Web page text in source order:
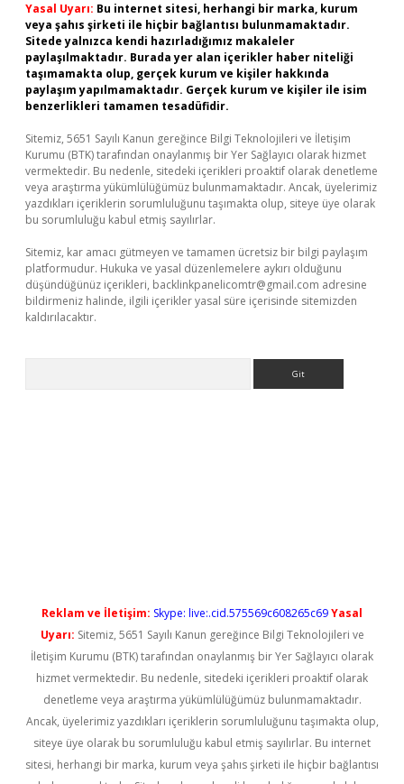
Yasal Uyarı: Bu internet sitesi, herhangi bir marka, kurum
veya şahıs şirketi ile hiçbir bağlantısı bulunmamaktadır.
Sitede yalnızca kendi hazırladığımız makaleler
paylaşılmaktadır. Burada yer alan içerikler haber niteliği
taşımamakta olup, gerçek kurum ve kişiler hakkında
paylaşım yapılmamaktadır. Gerçek kurum ve kişiler ile isim
benzerlikleri tamamen tesadüfidir.
Sitemiz, 5651 Sayılı Kanun gereğince Bilgi Teknolojileri ve İletişim
Kurumu (BTK) tarafından onaylanmış bir Yer Sağlayıcı olarak hizmet
vermektedir. Bu nedenle, sitedeki içerikleri proaktif olarak denetleme
veya araştırma yükümlülüğümüz bulunmamaktadır. Ancak, üyelerimiz
yazdıkları içeriklerin sorumluluğunu taşımakta olup, siteye üye olarak
bu sorumluluğu kabul etmiş sayılırlar.
Sitemiz, kar amacı gütmeyen ve tamamen ücretsiz bir bilgi paylaşım
platformudur. Hukuka ve yasal düzenlemelere aykırı olduğunu
düşündüğünüz içerikleri, backlinkpanelicomtr@gmail.com adresine
bildirmeniz halinde, ilgili içerikler yasal süre içerisinde sitemizden
kaldırılacaktır.
Reklam ve İletişim: Skype: live:.cid.575569c608265c69Yasal
Uyarı: Sitemiz, 5651 Sayılı Kanun gereğince Bilgi Teknolojileri ve
İletişim Kurumu (BTK) tarafından onaylanmış bir Yer Sağlayıcı olarak
hizmet vermektedir. Bu nedenle, sitedeki içerikleri proaktif olarak
denetleme veya araştırma yükümlülüğümüz bulunmamaktadır.
Ancak, üyelerimiz yazdıkları içeriklerin sorumluluğunu taşımakta olup,
siteye üye olarak bu sorumluluğu kabul etmiş sayılırlar. Bu internet
sitesi, herhangi bir marka, kurum veya şahıs şirketi ile hiçbir bağlantısı